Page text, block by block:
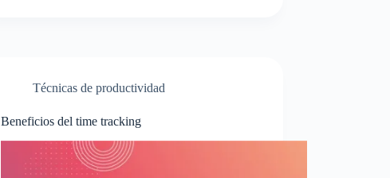
Técnicas de productividad
Beneficios del time tracking